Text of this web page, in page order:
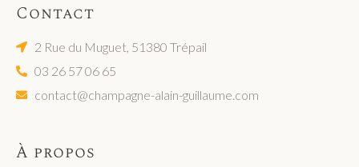
Contact
2 Rue du Muguet, 51380 Trépail
03 26 57 06 65
contact@champagne-alain-guillaume.com
À propos